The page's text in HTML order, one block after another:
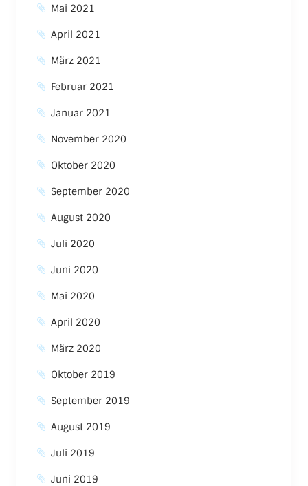
Mai 2021
April 2021
März 2021
Februar 2021
Januar 2021
November 2020
Oktober 2020
September 2020
August 2020
Juli 2020
Juni 2020
Mai 2020
April 2020
März 2020
Oktober 2019
September 2019
August 2019
Juli 2019
Juni 2019